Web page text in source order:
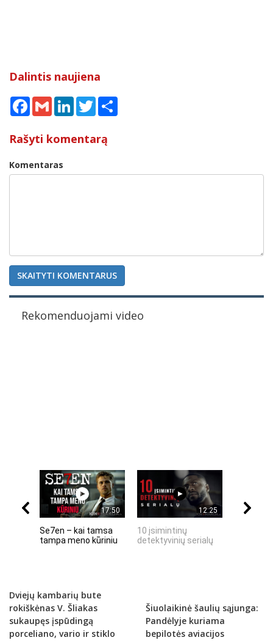
Dalintis naujiena
Facebook
Gmail LinkedInTwitter
Rašyti komentarą
Komentaras
SKAITYTI KOMENTARUS
Rekomenduojami video
17:50
Se7en – kai tamsa
tampa meno kūriniu
12:25
10 įsimintinų
detektyvinių serialų
Dviejų kambarių bute
rokiškėnas V. Šliakas
sukaupęs įspūdingą
porceliano, vario ir stiklo
Šiuolaikinė šaulių sąjunga:
Pandėlyje kuriama
bepilotės aviacijos